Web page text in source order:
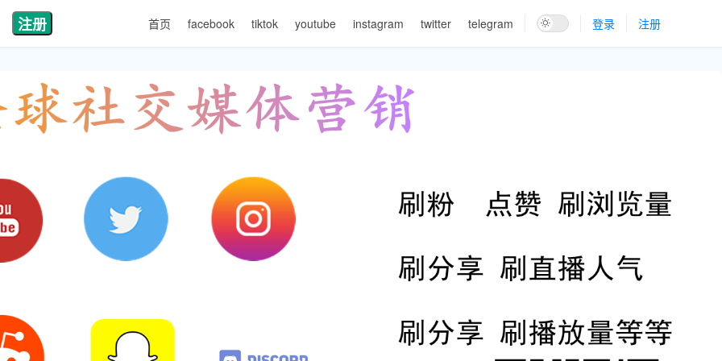
注册 首页 facebook tiktok youtube instagram twitter telegram 登录 注册